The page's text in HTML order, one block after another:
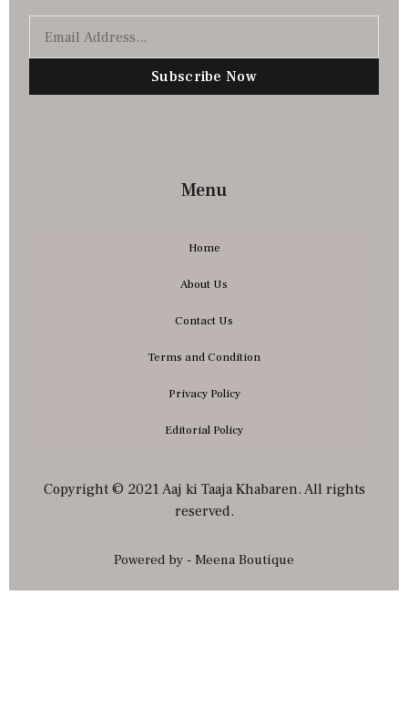
Subscribe Now
Menu
Home
About Us
Contact Us
Terms and Condition
Privacy Policy
Editorial Policy
Copyright © 2021 Aaj ki Taaja Khabaren. All rights
reserved.
Powered by - Meena Boutique